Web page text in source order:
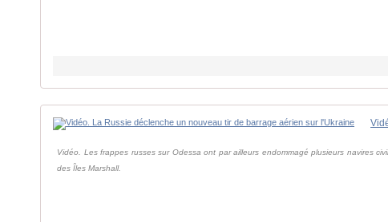
Vidéo. Les frappes russes sur Odessa ont par ailleurs endommagé plusieurs navires
des Îles Marshall.